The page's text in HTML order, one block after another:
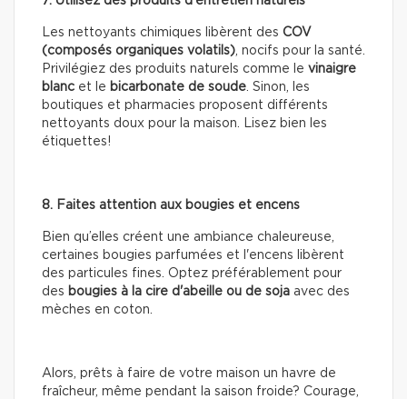
Les nettoyants chimiques libèrent des COV
(composés organiques volatils) , nocifs pour la santé.
Privilégiez des produits naturels comme le vinaigre
blanc et le bicarbonate de soude . Sinon, les
boutiques et pharmacies proposent différents
nettoyants doux pour la maison. Lisez bien les
étiquettes!
8. Faites attention aux bougies et encens
Bien qu’elles créent une ambiance chaleureuse,
certaines bougies parfumées et l'encens libèrent
des particules fines. Optez préférablement pour
des bougies à la cire d'abeille ou de soja avec des
mèches en coton.
Alors, prêts à faire de votre maison un havre de
fraîcheur, même pendant la saison froide? Courage,